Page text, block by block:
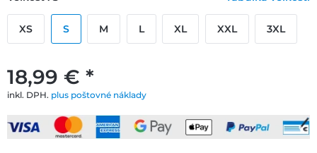
18,99 € *
inkl. DPH. plus poštovné náklady
XS S M L XL XXL 3XL